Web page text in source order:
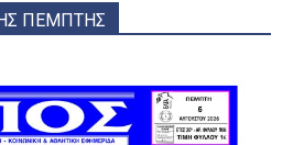
ΠΕΜΠΤΗΣ